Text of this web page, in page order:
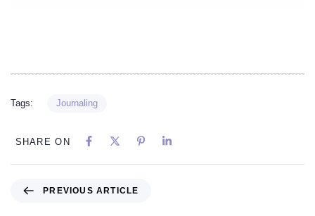
Tags: Journaling
SHARE ON
PREVIOUS ARTICLE